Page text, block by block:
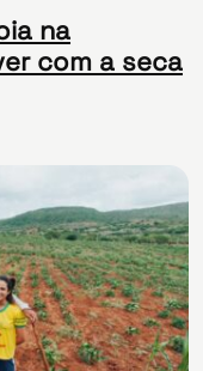
na
com a seca